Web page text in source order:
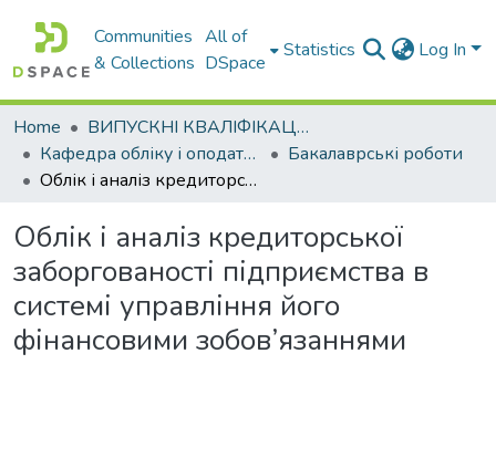
Communities
& Collections
All of
DSpace
Statistics Log In
Home
ВИПУСКНІ КВАЛІФІКАЦІЙНІ РОБОТИ
Кафедра обліку і оподаткування
Бакалаврські роботи
Облік і аналіз кредиторської заборгованості підприємства в системі управління його фінансовими зобов’язаннями
Облік і аналіз кредиторської
заборгованості підприємства в
системі управління його
фінансовими зобов’язаннями